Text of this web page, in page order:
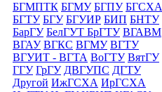
БГМПТК БГМУ БГПУ БГСХА
БГТУ БГУ БГУИР БИП БНТУ
БарГУ БелГУТ БрГТУ ВГАВМ
ВГАУ ВГКС ВГМУ ВГТУ
ВГУИТ - ВГТА ВоГТУ ВятГУ
ГГУ ГрГУ ДВГУПС ДГТУ
Другой ИжГСХА ИрГСХА